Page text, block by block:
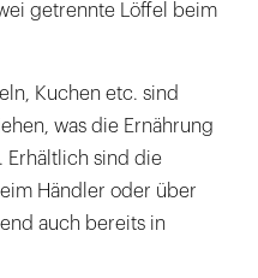
getrennte Löffel beim
Kuchen etc. sind
was die Ernährung
Erhältlich sind die
Händler oder über
auch bereits in